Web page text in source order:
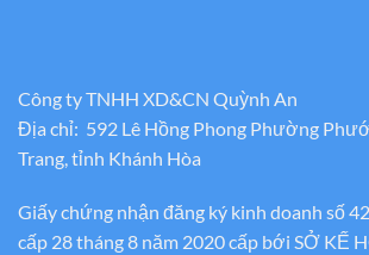
Công ty TNHH XD&CN Quỳnh An
Địa chỉ: 592 Lê Hồng Phong Phường
Trang, tỉnh Khánh Hòa
Giấy chứng nhận đăng ký kinh doanh số
cấp 28 tháng 8 năm 2020 cấp bới SỞ KẾ